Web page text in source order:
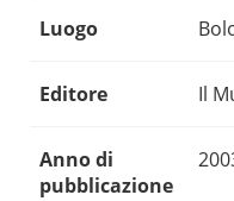
Luogo
Editore Il
Anno di
pubblicazione